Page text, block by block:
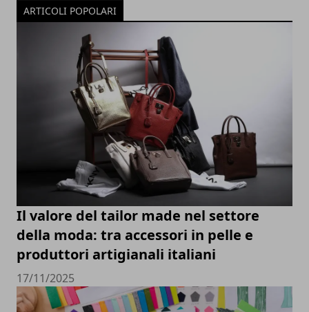
ARTICOLI POPOLARI
Il valore del tailor made nel settore
della moda: tra accessori in pelle e
produttori artigianali italiani
17/11/2025